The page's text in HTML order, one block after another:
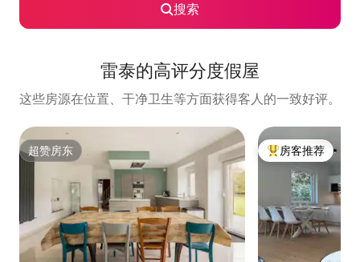
搜索
雷泰的高评分度假屋
这些房源在位置、干净卫生等方面获得客人的一致好评。
超赞房东
超赞房东 热门「房客推荐」
房客推荐